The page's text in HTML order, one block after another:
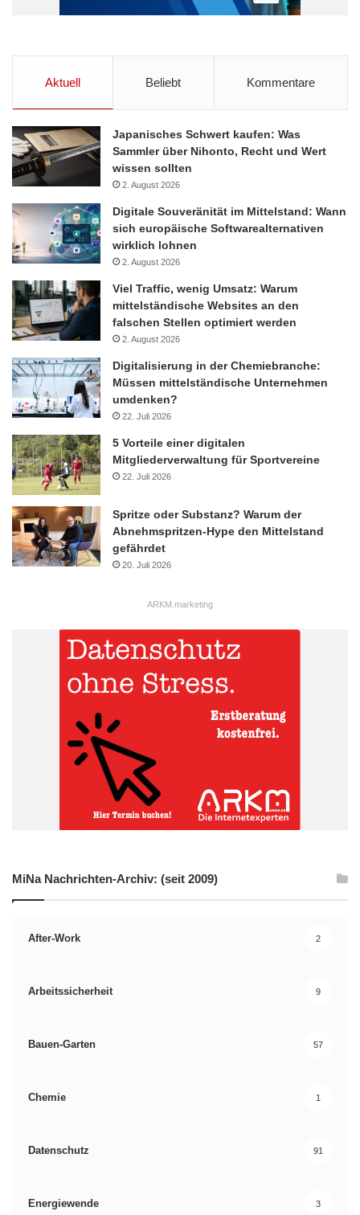
In Zeiten in denen rund 30 Millionen Arbeitnehmer pendeln,
an Bedeutung gewonnen. Schon heute profitieren auch kleinere,
Möglichkeiten für Arbeitnehmer und Schüler bietet, sind viele
Orte weiterhin daran interessiert ihre Bahnhöfe zu renovieren
und zu modernisieren.
Bahnhöfe DeutscheBahn Mashup
Modernisierung
Aktuell Beliebt Kommentare
Japanisches Schwert kaufen: Was
Sammler über Nihonto, Recht und Wert
wissen sollten
2. August 2026
Digitale Souveränität im Mittelstand: Wann
sich europäische Softwarealternativen
wirklich lohnen
2. August 2026
Viel Traffic, wenig Umsatz: Warum
mittelständische Websites an den
falschen Stellen optimiert werden
2. August 2026
Digitalisierung in der Chemiebranche:
Müssen mittelständische Unternehmen
umdenken?
22. Juli 2026
5 Vorteile einer digitalen
Mitgliederverwaltung für Sportvereine
22. Juli 2026
Spritze oder Substanz? Warum der
Abnehmspritzen-Hype den Mittelstand
gefährdet
20. Juli 2026
ARKM.marketing
MiNa Nachrichten-Archiv: (seit 2009)
After-Work 2
Arbeitssicherheit 9
Bauen-Garten 57
Chemie 1
Datenschutz 91
Energiewende 3